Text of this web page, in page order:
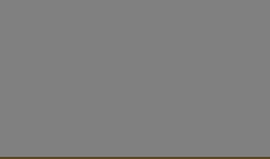
Lezen